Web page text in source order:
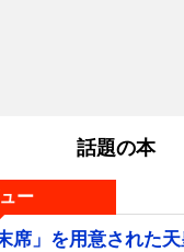
話題の本
ー
席」を用意された天